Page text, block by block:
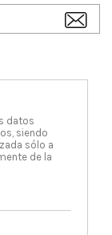
datos
siendo
sólo a
de la